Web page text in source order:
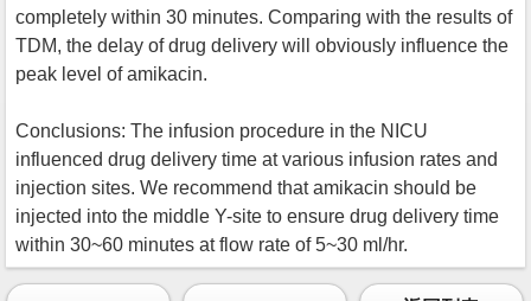
completely within 30 minutes. Comparing with the results of
TDM, the delay of drug delivery will obviously influence the
peak level of amikacin.
Conclusions: The infusion procedure in the NICU
influenced drug delivery time at various infusion rates and
injection sites. We recommend that amikacin should be
injected into the middle Y-site to ensure drug delivery time
within 30~60 minutes at flow rate of 5~30 ml/hr.